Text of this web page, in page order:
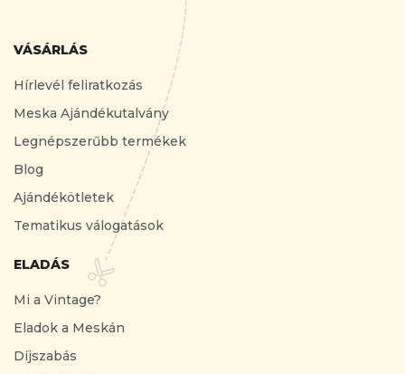
VÁSÁRLÁS
Hírlevél feliratkozás
Meska Ajándékutalvány
Legnépszerűbb termékek
Blog
Ajándékötletek
Tematikus válogatások
ELADÁS
Mi a Vintage?
Eladok a Meskán
Díjszabás